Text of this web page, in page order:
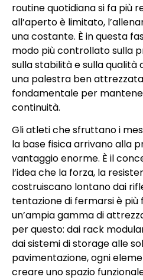
routine quotidiana si fa più
all’aperto è limitato,
una costante. È in questa
modo più controllato sulla
sulla stabilità e sulla qualità
una palestra ben
fondamentale per
continuità.
Gli atleti che sfruttano i
la base fisica arrivano alla
vantaggio enorme. È il
l’idea che la forza, la
costruiscano lontano dai
tentazione di fermarsi è più
un’ampia gamma di
per questo: dai rack
dai sistemi di storage alle
pavimentazione, ogni
creare uno spazio